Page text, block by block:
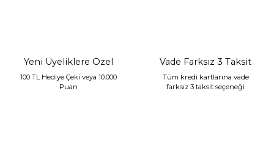
Yeni Üyeliklere Özel
100 TL Hediye Çeki veya 10.000
Puan
Vade Farksız 3 Taksit
Tüm kredi kartlarına vade
farksız 3 taksit seçeneği